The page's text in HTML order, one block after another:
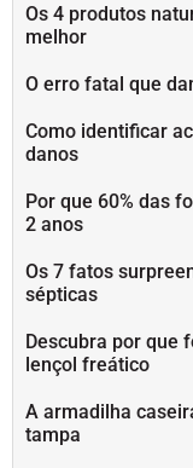
Os 4 produtos
melhor
O erro fatal que
Como identificar
danos
Por que 60% das
2 anos
Os 7 fatos
sépticas
Descubra por que
lençol freático
A armadilha
tampa